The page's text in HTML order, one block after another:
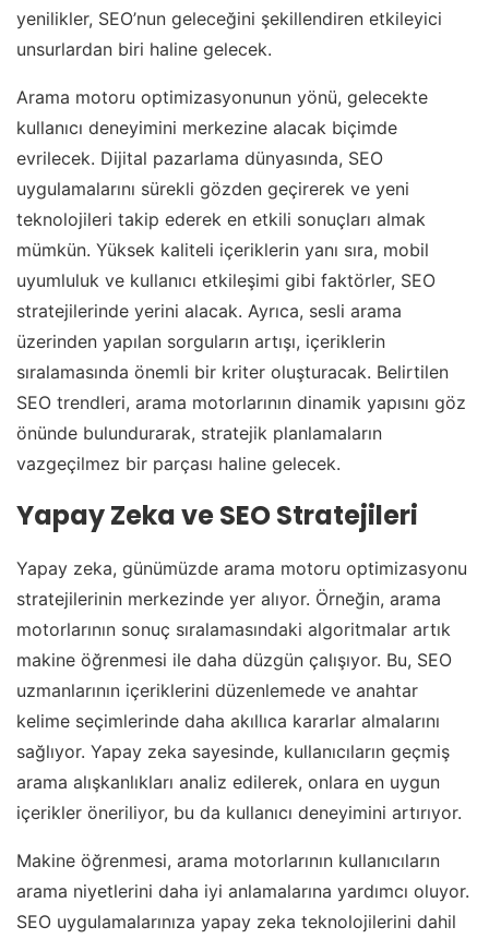
yenilikler, SEO’nun geleceğini şekillendiren etkileyici
unsurlardan biri haline gelecek.
Arama motoru optimizasyonunun yönü, gelecekte
kullanıcı deneyimini merkezine alacak biçimde
evrilecek. Dijital pazarlama dünyasında, SEO
uygulamalarını sürekli gözden geçirerek ve yeni
teknolojileri takip ederek en etkili sonuçları almak
mümkün. Yüksek kaliteli içeriklerin yanı sıra, mobil
uyumluluk ve kullanıcı etkileşimi gibi faktörler, SEO
stratejilerinde yerini alacak. Ayrıca, sesli arama
üzerinden yapılan sorguların artışı, içeriklerin
sıralamasında önemli bir kriter oluşturacak. Belirtilen
SEO trendleri, arama motorlarının dinamik yapısını göz
önünde bulundurarak, stratejik planlamaların
vazgeçilmez bir parçası haline gelecek.
Yapay Zeka ve SEO Stratejileri
Yapay zeka, günümüzde arama motoru optimizasyonu
stratejilerinin merkezinde yer alıyor. Örneğin, arama
motorlarının sonuç sıralamasındaki algoritmalar artık
makine öğrenmesi ile daha düzgün çalışıyor. Bu, SEO
uzmanlarının içeriklerini düzenlemede ve anahtar
kelime seçimlerinde daha akıllıca kararlar almalarını
sağlıyor. Yapay zeka sayesinde, kullanıcıların geçmiş
arama alışkanlıkları analiz edilerek, onlara en uygun
içerikler öneriliyor, bu da kullanıcı deneyimini artırıyor.
Makine öğrenmesi, arama motorlarının kullanıcıların
arama niyetlerini daha iyi anlamalarına yardımcı oluyor.
SEO uygulamalarınıza yapay zeka teknolojilerini dahil